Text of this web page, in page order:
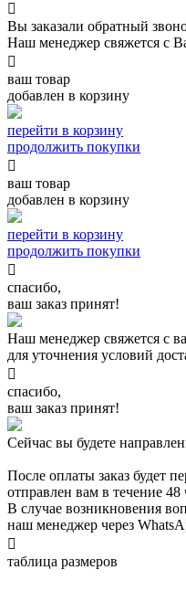

Вы заказали обратный
Наш менеджер свяжется с

ваш товар
добавлен в корзину
перейти в корзину
продолжить покупки

ваш товар
добавлен в корзину
перейти в корзину
продолжить покупки

спасибо,
ваш заказ принят!
Наш менеджер свяжется с
для уточнения условий

спасибо,
ваш заказ принят!
Сейчас вы будете
После оплаты заказ будет
отправлен вам в течение 48
В случае возникновения
наш менеджер через

таблица размеров